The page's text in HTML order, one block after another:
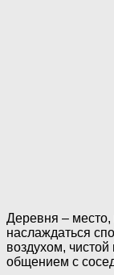
Деревня – место,
наслаждаться
воздухом,
общением с